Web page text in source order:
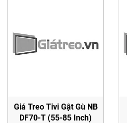
Giá Treo Tivi Gật Gù NB
DF70-T (55-85 Inch)